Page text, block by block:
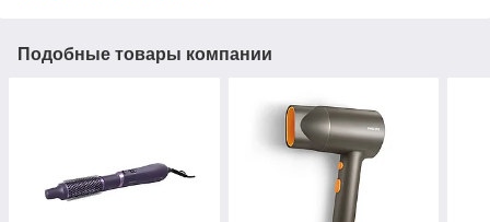
Подобные товары компании